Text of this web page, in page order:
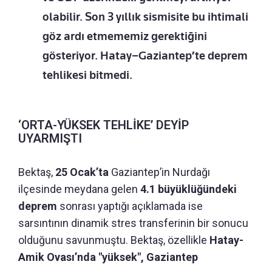
olabilir. Son 3 yıllık sismisite bu ihtimali
göz ardı etmememiz gerektiğini
gösteriyor. Hatay–Gaziantep’te deprem
tehlikesi bitmedi.
‘ORTA-YÜKSEK TEHLİKE’ DEYİP
UYARMIŞTI
Bektaş, 25 Ocak’ta Gaziantep’in Nurdağı
ilçesinde meydana gelen 4.1 büyüklüğündeki
deprem sonrası yaptığı açıklamada ise
sarsıntının dinamik stres transferinin bir sonucu
olduğunu savunmuştu. Bektaş, özellikle Hatay-
Amik Ovası’nda "yüksek", Gaziantep